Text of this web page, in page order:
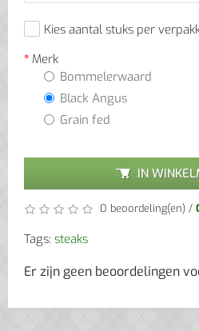
Kies aantal stuks per
Merk
Bommelerwaard
Black Angus
Grain fed
IN
0 beoordeling(en) /
Tags: steaks
Er zijn geen beoordelingen